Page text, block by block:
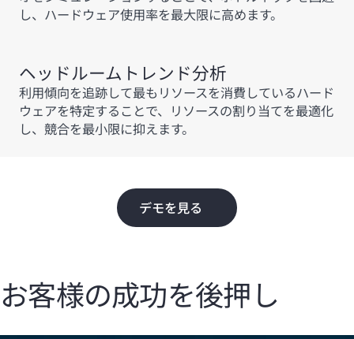
し、ハードウェア使用率を最大限に高めます。
ヘッドルームトレンド分析
利用傾向を追跡して最もリソースを消費しているハード
ウェアを特定することで、リソースの割り当てを最適化
し、競合を最小限に抑えます。
デモを見る
お客様の成功を後押し